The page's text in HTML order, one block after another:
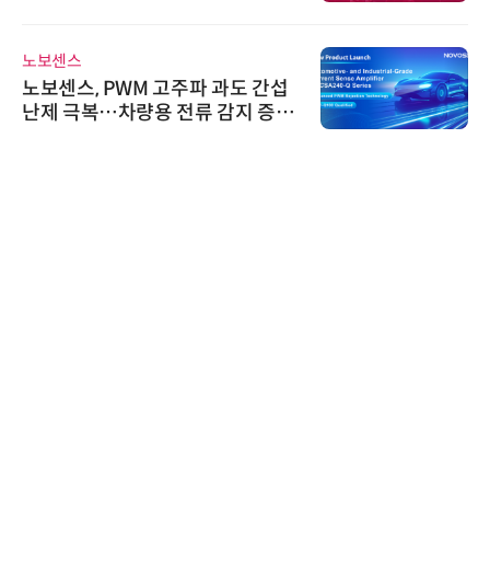
노보센스
노보센스, PWM 고주파 과도 간섭
난제 극복…차량용 전류 감지 증폭